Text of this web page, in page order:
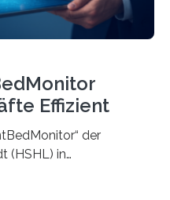
Effizient
der
(HSHL) in
sind oder in ihrer